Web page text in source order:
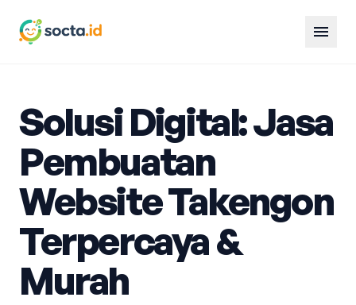
menu
Solusi Digital: Jasa
Pembuatan
Website Takengon
Terpercaya &
Murah